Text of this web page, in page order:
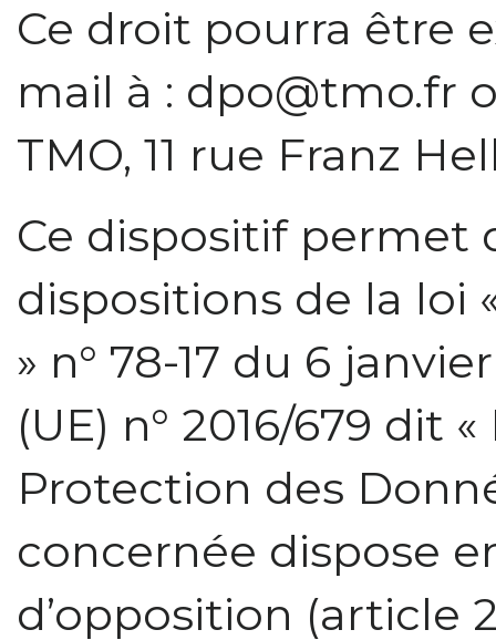
Ce droit pourra être
mail à : dpo@tmo.fr
TMO, 11 rue Franz
Ce dispositif permet
dispositions de la loi
» n° 78-17 du 6
(UE) n° 2016/679 dit
Protection des
concernée dispose
d’opposition (article